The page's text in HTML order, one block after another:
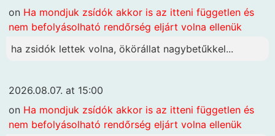
on Ha mondjuk zsídók akkor is az itteni független és
nem befolyásolható rendőrség eljárt volna ellenük
ha zsidók lettek volna, ökörállat nagybetűkkel...
2026.08.07. at 15:00
on Ha mondjuk zsídók akkor is az itteni független és
nem befolyásolható rendőrség eljárt volna ellenük